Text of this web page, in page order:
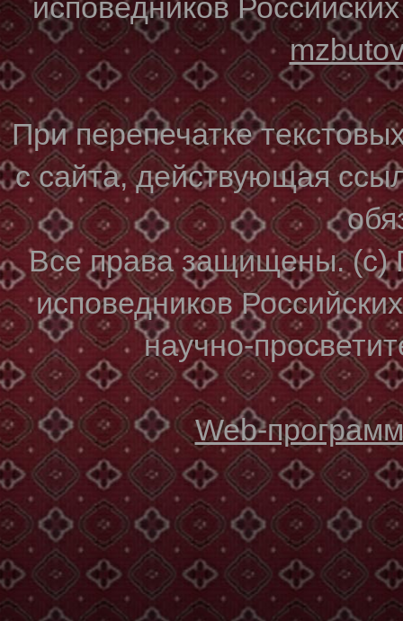
исповедников
При перепечатке
с сайта, действующая
Все права защищены. (с)
исповедников
научно-
Web-